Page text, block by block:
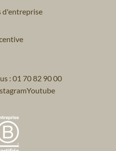
d'entreprise
: 01 70 82 90 00
Youtube